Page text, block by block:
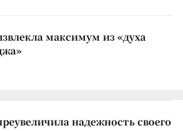
максимум из «духа
надежность своего